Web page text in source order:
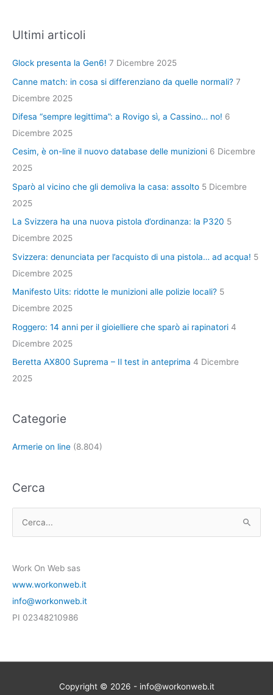
Ultimi articoli
Glock presenta la Gen6! 7 Dicembre 2025
Canne match: in cosa si differenziano da quelle normali? 7
Dicembre 2025
Difesa “sempre legittima”: a Rovigo sì, a Cassino… no! 6
Dicembre 2025
Cesim, è on-line il nuovo database delle munizioni 6 Dicembre
2025
Sparò al vicino che gli demoliva la casa: assolto 5 Dicembre
2025
La Svizzera ha una nuova pistola d’ordinanza: la P320 5
Dicembre 2025
Svizzera: denunciata per l’acquisto di una pistola… ad acqua! 5
Dicembre 2025
Manifesto Uits: ridotte le munizioni alle polizie locali? 5
Dicembre 2025
Roggero: 14 anni per il gioielliere che sparò ai rapinatori 4
Dicembre 2025
Beretta AX800 Suprema – Il test in anteprima 4 Dicembre
2025
Categorie
Armerie on line (8.804)
Cerca
c
a
:
Work On Web sas
www.workonweb.it
info@workonweb.it
PI 02348210986
Copyright © 2026 - info@workonweb.it